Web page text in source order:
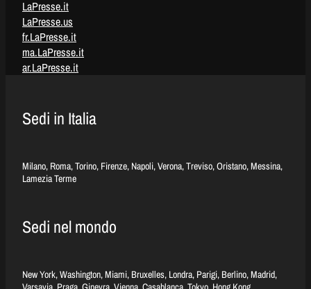
LaPresse.it
LaPresse.us
fr.LaPresse.it
ma.LaPresse.it
ar.LaPresse.it
Sedi in Italia
Milano, Roma, Torino, Firenze, Napoli, Verona, Treviso, Oristano, Messina,
Lamezia Terme
Sedi nel mondo
New York, Washington, Miami, Bruxelles, Londra, Parigi, Berlino, Madrid,